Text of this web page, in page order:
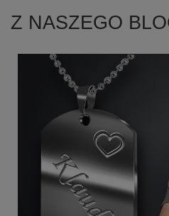
Z NASZEGO